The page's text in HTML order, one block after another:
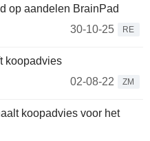
op aandelen BrainPad
30-10-25
RE
koopadvies
02-08-22
ZM
koopadvies voor het